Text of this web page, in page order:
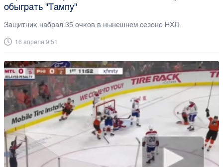
обыграть "Тампу"
Защитник набрал 35 очков в нынешнем сезоне НХЛ.
16 апреля 9:51